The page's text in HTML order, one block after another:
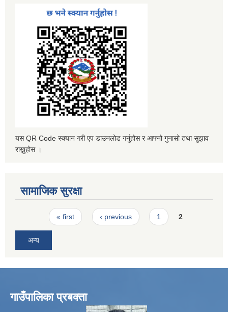
यस QR Code स्क्यान गरी एप डाउनलोड गर्नुहोस र आफ्नो गुनासो तथा सुझाव
राख्नुहोस ।
सामाजिक सुरक्षा
Pages« first ‹ previous 1 2
अन्य
गाउँपालिका प्रबक्ता